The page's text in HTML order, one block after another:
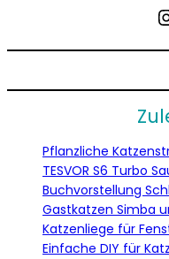
Pflanzliche
TESVOR S6 Turbo
Buchvorstellung
Gastkatzen Simba
Katzenliege für
Einfache DIY für